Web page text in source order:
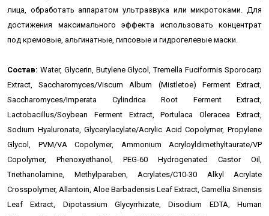
лица, обработать аппаратом ультразвука или микротоками. Для
достижения максимального эффекта использовать концентрат
под кремовые, альгинатные, гипсовые и гидрогелевые маски.
Состав: Water, Glycerin, Butylene Glycol, Tremella Fuciformis Sporocarp
Extract, Saccharomyces/Viscum Album (Mistletoe) Ferment Extract,
Saccharomyces/Imperata Cylindrica Root Ferment Extract,
Lactobacillus/Soybean Ferment Extract, Portulaca Oleracea Extract,
Sodium Hyaluronate, Glycerylacylate/Acrylic Acid Copolymer, Propylene
Glycol, PVM/VA Copolymer, Ammonium Acryloyldimethyltaurate/VP
Copolymer, Phenoxyethanol, PEG-60 Hydrogenated Castor Oil,
Triethanolamine, Methylparaben, Acrylates/C10-30 Alkyl Acrylate
Crosspolymer, Allantoin, Aloe Barbadensis Leaf Extract, Camellia Sinensis
Leaf Extract, Dipotassium Glycyrrhizate, Disodium EDTA, Human